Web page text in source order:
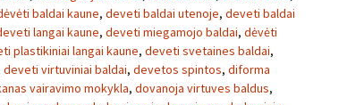
baldai kaune, deveti baldai utenoje, deveti baldai
langai kaune, deveti miegamojo baldai, dėvėti
plastikiniai langai kaune, deveti svetaines baldai,
deveti virtuviniai baldai, devetos spintos, diforma
vairavimo mokykla, dovanoja virtuves baldus,